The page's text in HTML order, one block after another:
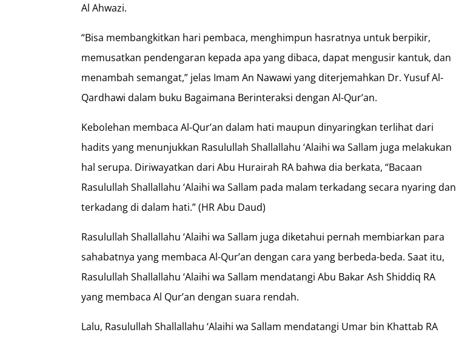
Al Ahwazi.
“Bisa membangkitkan hari pembaca, menghimpun hasratnya untuk berpikir,
memusatkan pendengaran kepada apa yang dibaca, dapat mengusir kantuk, dan
menambah semangat,” jelas Imam An Nawawi yang diterjemahkan Dr. Yusuf Al-
Qardhawi dalam buku Bagaimana Berinteraksi dengan Al-Qur’an.
Kebolehan membaca Al-Qur’an dalam hati maupun dinyaringkan terlihat dari
hadits yang menunjukkan Rasulullah Shallallahu ‘Alaihi wa Sallam juga melakukan
hal serupa. Diriwayatkan dari Abu Hurairah RA bahwa dia berkata, “Bacaan
Rasulullah Shallallahu ‘Alaihi wa Sallam pada malam terkadang secara nyaring dan
terkadang di dalam hati.” (HR Abu Daud)
Rasulullah Shallallahu ‘Alaihi wa Sallam juga diketahui pernah membiarkan para
sahabatnya yang membaca Al-Qur’an dengan cara yang berbeda-beda. Saat itu,
Rasulullah Shallallahu ‘Alaihi wa Sallam mendatangi Abu Bakar Ash Shiddiq RA
yang membaca Al Qur’an dengan suara rendah.
Lalu, Rasulullah Shallallahu ‘Alaihi wa Sallam mendatangi Umar bin Khattab RA